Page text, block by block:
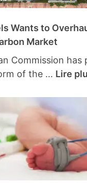
Wants to
Market
Commission has
of the ... Lire